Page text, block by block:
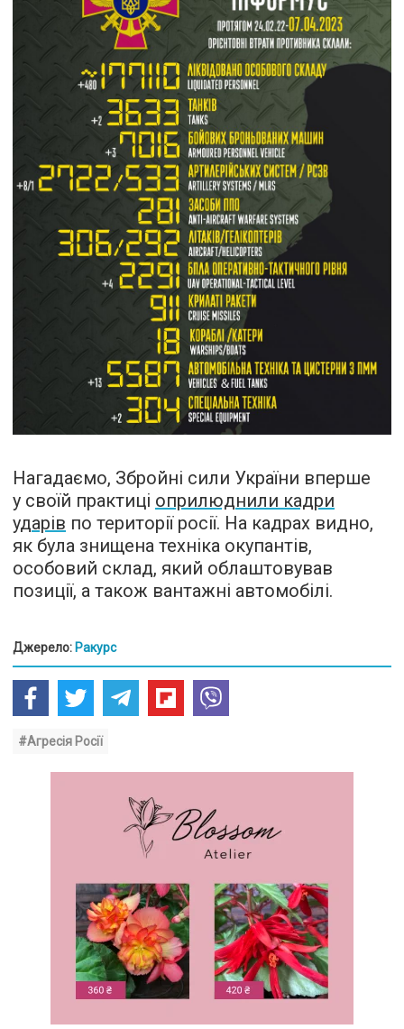
Нагадаємо, Збройні сили України вперше
у своїй практиці оприлюднили кадри
ударів по території росії. На кадрах видно,
як була знищена техніка окупантів,
особовий склад, який облаштовував
позиції, а також вантажні автомобілі.
Джерело: Ракурс
#Агресія Росії